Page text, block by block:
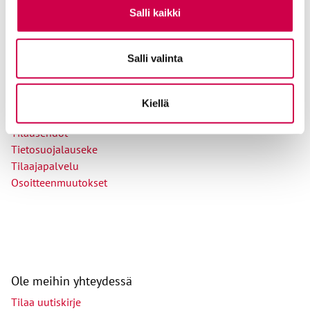
Salli kaikki
Salli valinta
Kiellä
Kustantaja ja julkaisijaKansan Raamattuseuran Säätiö sr
Tilaajapalvelu
Tilausehdot
Tietosuojalauseke
Tilaajapalvelu
Osoitteenmuutokset
Ole meihin yhteydessä
Tilaa uutiskirje